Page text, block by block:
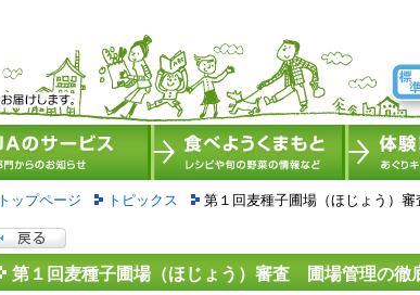
トップページ トピックス 第１回麦種子圃場（ほじょう）
第１回麦種子圃場（ほじょう）審査 圃場管理の徹